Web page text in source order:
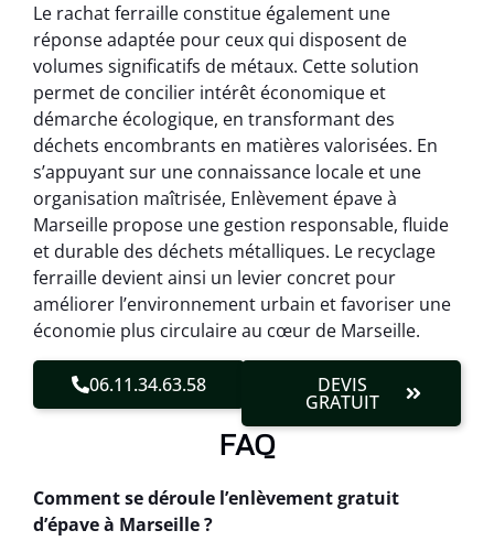
Le rachat ferraille constitue également une
réponse adaptée pour ceux qui disposent de
volumes significatifs de métaux. Cette solution
permet de concilier intérêt économique et
démarche écologique, en transformant des
déchets encombrants en matières valorisées. En
s’appuyant sur une connaissance locale et une
organisation maîtrisée, Enlèvement épave à
Marseille propose une gestion responsable, fluide
et durable des déchets métalliques. Le recyclage
ferraille devient ainsi un levier concret pour
améliorer l’environnement urbain et favoriser une
économie plus circulaire au cœur de Marseille.
06.11.34.63.58 DEVIS
GRATUIT
FAQ
Comment se déroule l’enlèvement gratuit
d’épave à Marseille ?